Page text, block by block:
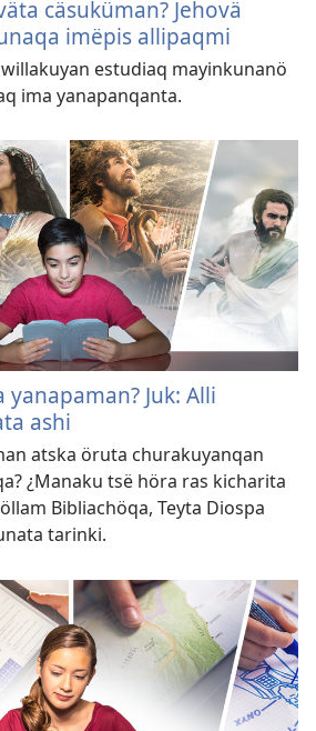
cäsuküman? Jehovä
imëpis allipaqmi
estudiaq mayinkunanö
ima yanapanqanta.
Juk: Alli
ashi
atska öruta churakuyanqan
¿Manaku tsë höra ras kicharita
Bibliachöqa, Teyta Diospa
tarinki.